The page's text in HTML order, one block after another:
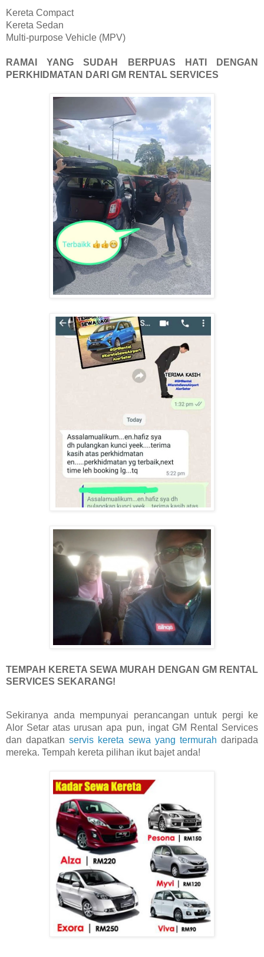
Kereta Compact
Kereta Sedan
Multi-purpose Vehicle (MPV)
RAMAI YANG SUDAH BERPUAS HATI DENGAN
PERKHIDMATAN DARI GM RENTAL SERVICES
TEMPAH KERETA SEWA MURAH DENGAN GM RENTAL
SERVICES SEKARANG!
Sekiranya anda mempunyai perancangan untuk pergi ke
Alor Setar atas urusan apa pun, ingat GM Rental Services
dan dapatkanservis kereta sewa yang termurah daripada
mereka. Tempah kereta pilihan ikut bajet anda!